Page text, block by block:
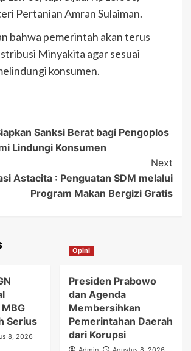
Pertanian Amran Sulaiman.
bahwa pemerintah akan terus
Minyakita agar sesuai
konsumen.
Sanksi Berat bagi Pengoplos
Lindungi Konsumen
Next
Astacita : Penguatan SDM melalui
Program Makan Bergizi Gratis
Serius
8, 2026
Opini
Presiden Prabowo
dan Agenda
Membersihkan
Pemerintahan Daerah
dari Korupsi